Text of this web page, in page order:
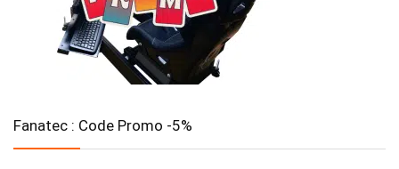
Fanatec : Code Promo -5%